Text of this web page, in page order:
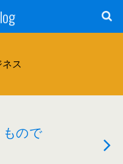
ス
ので